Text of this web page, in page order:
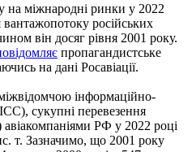
на міжнародні ринки у 2022
російських
він досяг рівня 2001 року.
пропагандистське
на дані Росавіації.
інформаційно-
сукупні перевезення
РФ у 2022 році
т. Зазначимо, що 2001 року